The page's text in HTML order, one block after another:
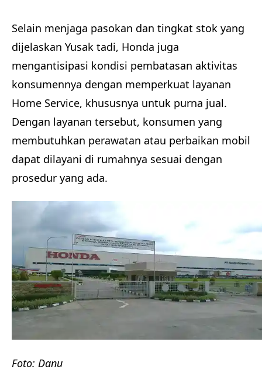
Selain menjaga pasokan dan tingkat stok yang
dijelaskan Yusak tadi, Honda juga
mengantisipasi kondisi pembatasan aktivitas
konsumennya dengan memperkuat layanan
Home Service, khususnya untuk purna jual.
Dengan layanan tersebut, konsumen yang
membutuhkan perawatan atau perbaikan mobil
dapat dilayani di rumahnya sesuai dengan
prosedur yang ada.
Foto: Danu